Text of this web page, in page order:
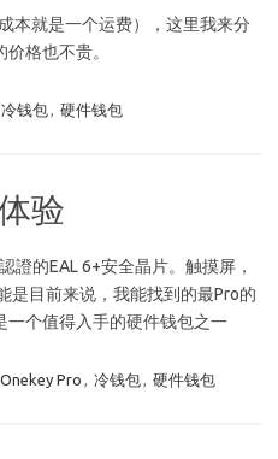
本就是一个运费），这里我来分
格也不贵。
冷钱包, 硬件钱包
验
證的EAL 6+安全晶片。触摸屏，
是目前来说，我能找到的最Pro的
一个值得入手的硬件钱包之一
Onekey Pro , 冷钱包, 硬件钱包